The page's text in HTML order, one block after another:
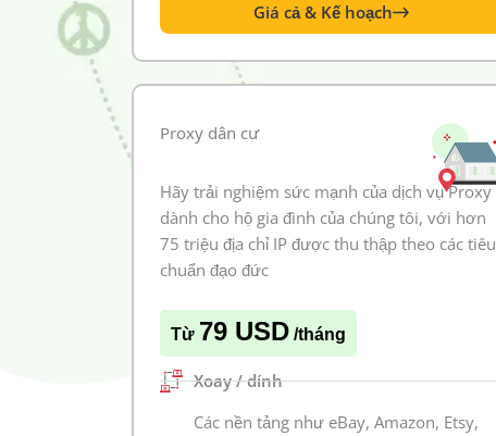
Giá cả & Kế hoạch
Proxy dân cư
Hãy trải nghiệm sức mạnh của dịch vụ Proxy
dành cho hộ gia đình của chúng tôi, với hơn
75 triệu địa chỉ IP được thu thập theo các tiêu
chuẩn đạo đức
Từ 79 USD /tháng
Xoay / dính
Các nền tảng như eBay, Amazon, Etsy,